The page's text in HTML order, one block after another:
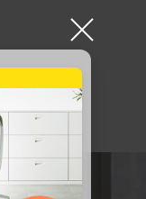
×